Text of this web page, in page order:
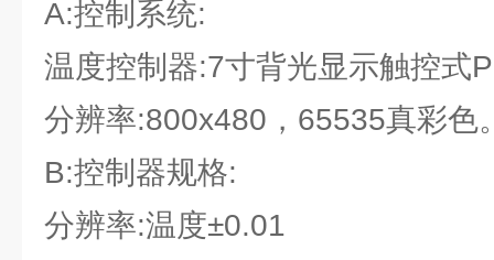
A:控制系统:
温度控制器:7寸背光显示触控式
分辨率:800x480，65535真彩色
B:控制器规格:
分辨率:温度±0.01